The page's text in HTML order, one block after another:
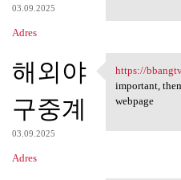
03.09.2025
Adres
해외야
구중계
03.09.2025
Adres
https://
https://
important,
webpage